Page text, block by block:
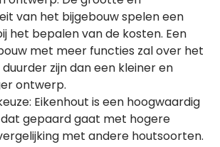
van het bijgebouw spelen een
het bepalen van de kosten. Een
met meer functies zal over het
zijn dan een kleiner en
ontwerp.
Eikenhout is een hoogwaardig
gepaard gaat met hogere
met andere houtsoorten.